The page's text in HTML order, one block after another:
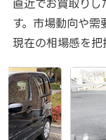
直近でお買取りし
す。市場動向や需
現在の相場感を把